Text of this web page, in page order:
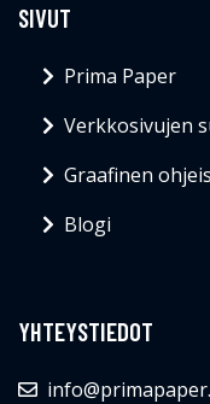
SIVUT
Prima Paper
Verkkosivujen
Graafinen
Blogi
YHTEYSTIEDOT